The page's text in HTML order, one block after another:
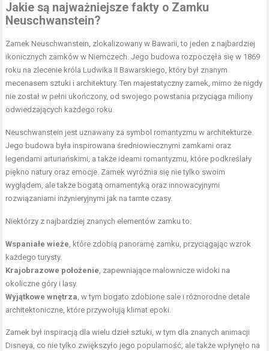
Jakie są najważniejsze fakty o Zamku
Neuschwanstein?
Zamek Neuschwanstein, zlokalizowany w Bawarii, to jeden z najbardziej
ikonicznych zamków w Niemczech. Jego budowa rozpoczęła się w 1869
roku na zlecenie króla Ludwika II Bawarskiego, który był znanym
mecenasem sztuki i architektury. Ten majestatyczny zamek, mimo że nigdy
nie został w pełni ukończony, od swojego powstania przyciąga miliony
odwiedzających każdego roku.
Neuschwanstein jest uznawany za symbol romantyzmu w architekturze.
Jego budowa była inspirowana średniowiecznymi zamkami oraz
legendami arturiańskimi, a także ideami romantyzmu, które podkreślały
piękno natury oraz emocje. Zamek wyróżnia się nie tylko swoim
wyglądem, ale także bogatą ornamentyką oraz innowacyjnymi
rozwiązaniami inżynieryjnymi jak na tamte czasy.
Niektórzy z najbardziej znanych elementów zamku to:
Wspaniałe wieże, które zdobią panoramę zamku, przyciągając wzrok
każdego turysty.
Krajobrazowe położenie, zapewniające malownicze widoki na
okoliczne góry i lasy.
Wyjątkowe wnętrza, w tym bogato zdobione sale i różnorodne detale
architektoniczne, które przywołują klimat epoki.
Zamek był inspiracją dla wielu dzieł sztuki, w tym dla znanych animacji
Disneya, co nie tylko zwiększyło jego popularność, ale także wpłynęło na